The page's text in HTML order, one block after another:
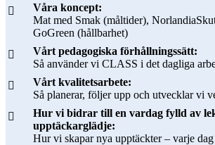
Våra koncept:
Mat med Smak (måltider),
GoGreen (hållbarhet)
Vårt pedagogiska förhållningssätt:
Så använder vi CLASS i det dagliga
Vårt kvalitetsarbete:
Så planerar, följer upp och utvecklar vi
Hur vi bidrar till en vardag fylld av
upptäckarglädje:
Hur vi skapar nya upptäckter – varje dag